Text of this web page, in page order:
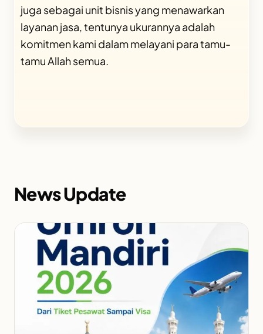
juga sebagai unit bisnis yang menawarkan
layanan jasa, tentunya ukurannya adalah
komitmen kami dalam melayani para tamu-
tamu Allah semua.
News Update